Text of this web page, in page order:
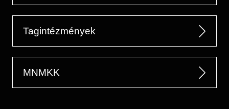
Tagintézmények
MNMKK